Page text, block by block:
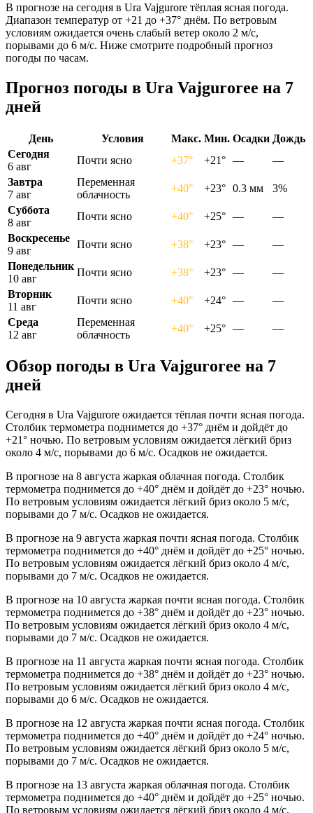
В прогнозе на сегодня в Ura Vajgurore тёплая ясная погода.
Диапазон температур от +21 до +37° днём. По ветровым
условиям ожидается очень слабый ветер около 2 м/с,
порывами до 6 м/с. Ниже смотрите подробный прогноз
погоды по часам.
Прогноз погоды в Ura Vajguroreе на 7
дней
День Условия Макс. Мин. Осадки Дождь
Сегодня
6 авг
Почти ясно +37° +21° —
—
Завтра
7 авг
Переменная
облачность
+40° +23° 0.3 мм
3%
Суббота
8 авг
Почти ясно +40° +25° —
—
Воскресенье
9 авг
Почти ясно +38° +23° —
—
Понедельник
10 авг
Почти ясно +38° +23° —
—
Вторник
11 авг
Почти ясно +40° +24° —
—
Среда
12 авг
Переменная
облачность
+40° +25° — —
Обзор погоды в Ura Vajguroreе на 7
дней
Сегодня в Ura Vajgurore ожидается тёплая почти ясная погода.
Столбик термометра поднимется до +37° днём и дойдёт до
+21° ночью. По ветровым условиям ожидается лёгкий бриз
около 4 м/с, порывами до 6 м/с. Осадков не ожидается.
В прогнозе на 8 августа жаркая облачная погода. Столбик
термометра поднимется до +40° днём и дойдёт до +23° ночью.
По ветровым условиям ожидается лёгкий бриз около 5 м/с,
порывами до 7 м/с. Осадков не ожидается.
В прогнозе на 9 августа жаркая почти ясная погода. Столбик
термометра поднимется до +40° днём и дойдёт до +25° ночью.
По ветровым условиям ожидается лёгкий бриз около 4 м/с,
порывами до 7 м/с. Осадков не ожидается.
В прогнозе на 10 августа жаркая почти ясная погода. Столбик
термометра поднимется до +38° днём и дойдёт до +23° ночью.
По ветровым условиям ожидается лёгкий бриз около 4 м/с,
порывами до 7 м/с. Осадков не ожидается.
В прогнозе на 11 августа жаркая почти ясная погода. Столбик
термометра поднимется до +38° днём и дойдёт до +23° ночью.
По ветровым условиям ожидается лёгкий бриз около 4 м/с,
порывами до 6 м/с. Осадков не ожидается.
В прогнозе на 12 августа жаркая почти ясная погода. Столбик
термометра поднимется до +40° днём и дойдёт до +24° ночью.
По ветровым условиям ожидается лёгкий бриз около 5 м/с,
порывами до 7 м/с. Осадков не ожидается.
В прогнозе на 13 августа жаркая облачная погода. Столбик
термометра поднимется до +40° днём и дойдёт до +25° ночью.
По ветровым условиям ожидается лёгкий бриз около 4 м/с,